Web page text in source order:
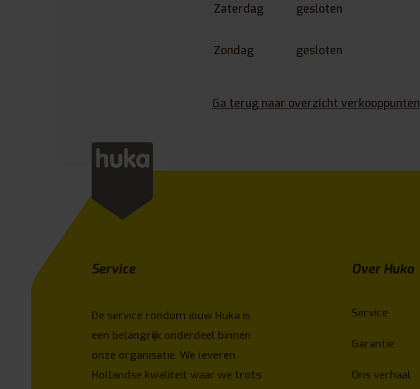
Zaterdag gesloten
Zondag gesloten
Ga terug naar overzicht verkooppunten
Service
De service rondom jouw Huka is
een belangrijk onderdeel binnen
onze organisatie. We leveren
Hollandse kwaliteit waar we trots
Over Huka
Service
Garantie
Ons verhaal